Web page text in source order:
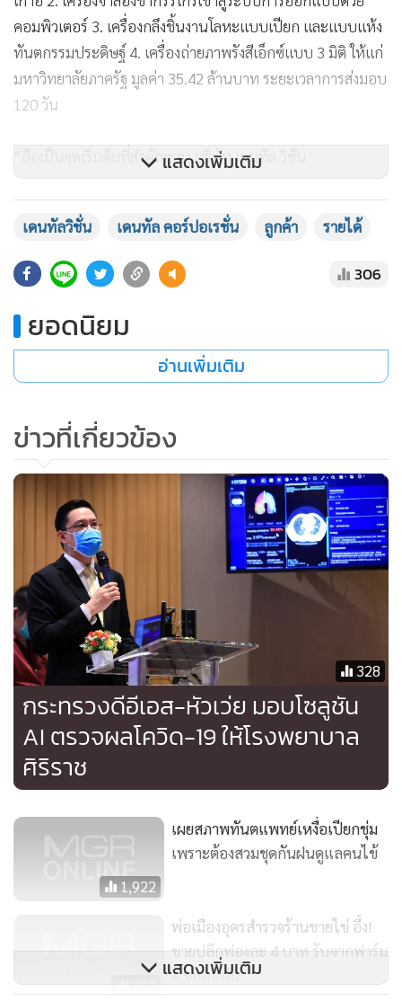
คอมพิวเตอร์ 3. เครื่องกลึงชิ้นงานโลหะแบบเปียก และแบบแห้ง
ทันตกรรมประดิษฐ์ 4. เครื่องถ่ายภาพรังสีเอ็กซ์แบบ 3 มิติ ให้แก่
มหาวิทยาลัยภาครัฐ มูลค่า 35.42 ล้านบาท ระยะเวลาการส่งมอบ
120 วัน
“ถือเป็นจุดเริ่มต้นที่สำคัญของ บริษัท เดนทัล วิชั่น
(ประเทศไทย) จำกัด ในการขยายฐานลูกค้าไปยังมหาวิทยาลัย
ประมูลงานมหาวิทยาลัยภาครัฐ มูลค่ารวมประมาณ 100 ล้าน
บาท คาดรู้ผลประมูลงานในช่วงครึ่งหลังของปีนี้ ซึ่งจะช่วยผลัก
ดันให้รายได้ของกลุ่มบริษัทฯ เติบโตอย่างแข็งแกร่ง”
ประธานเจ้าหน้าที่บริหาร D กล่าวอีกว่า แม้บริษัทฯ จะได้รับผลก
ระทบจากจำนวนคนไข้จากต่างประเทศที่ลดลงเนื่องจากการแพร่
ทำให้เป็นที่ยอมรับของลูกค้า และมีผู้มาใช้บริการทันตกรรมที่
เป็นคนไทยเพิ่มขึ้นอย่างต่อเนื่อง รวมทั้งผลการดำเนินงานของ
โรงพยาบาล ทันตกรรม กรุงเทพ อินเตอร์เนชั่นแนล ที่จะรับรู้ราย
ได้เต็มปีในปี 2563 และผลการดำเนินงานของบริษัทย่อย ที่
ดำเนินธุรกิจขายวัสดุ และอุปกรณ์ทันตกรรมให้แก่ภาครัฐ และ
ภาคเอกชน ซึ่งแทบจะไม่ได้รับผลกระทบจากการแพร่ระบาด
ของไวรัสโควิด-19 รวมไปถึงความพยายามในการบริหารต้นทุน
อย่างมีประสิทธิภาพ และการลดต้นทุนในการดำเนินธุรกิจ ทำให้
บริษัทฯ มั่นใจว่าแนวโน้มรายได้จะเติบโตตามเป้าหมายที่วางไว้
ภายใต้สมมติฐานภายในไตรมาส 3/63 คลินิกทันตกรรมทุกสาขา
ของบริษัทฯ จะสามารถกลับมาดำเนินการได้ใกล้เคียงกับปกติ
และคนไข้ต่างชาติสามารถเดินทางมารับการรักษาทันตกรรมได้
ในไตรมาสที่ 4/63
ทั้งนี้ รพ. BIDH เป็นโรงพยาบาลเฉพาะทางแห่งแรกที่มีการรักษา
ลงทุนกว่า 600 ล้านบาท ซึ่งจะเป็นธุรกิจที่สนับสนุนการเติบโต
ปัจจุบัน D มีศูนย์ทันตกรรม BIDC 1 แห่ง คลินิกทันตกรรม BIDC
4 แห่ง ที่พารากอน, เอ็มควอเทียร์, ภูเก็ต, เชียงใหม่ คลินิกทันต
กรรม Smile Signature 8 สาขา คลินิกทันตกรรมเดนทัล แพลน
เน็ต เมเจอร์ รังสิต 1 แห่ง
แสดงเพิ่มเติม
เดนทัลวิชั่น เดนทัล คอร์ปอเรชั่น ลูกค้า รายได้
306
ยอดนิยม
อ่านเพิ่มเติม
ข่าวที่เกี่ยวข้อง
328
กระทรวงดีอีเอส-หัวเว่ย มอบโซลูชัน
AI ตรวจผลโควิด-19 ให้โรงพยาบาล
ศิริราช
1,922
เผยสภาพทันตแพทย์เหงื่อเปียกชุ่ม
เพราะต้องสวมชุดกันฝนดูแลคนไข้
321
พ่อเมืองอุดรสำรวจร้านขายไข่ อึ้ง!
ขายปลีกฟองละ 4 บาท รับจากฟาร์ม
จ.ขอนแก่น
แสดงเพิ่มเติม